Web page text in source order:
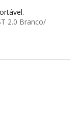
2.0 Branco/